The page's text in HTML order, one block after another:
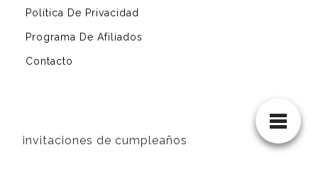
Política De Privacidad
Programa De Afiliados
Contacto
invitaciones de cumpleaños